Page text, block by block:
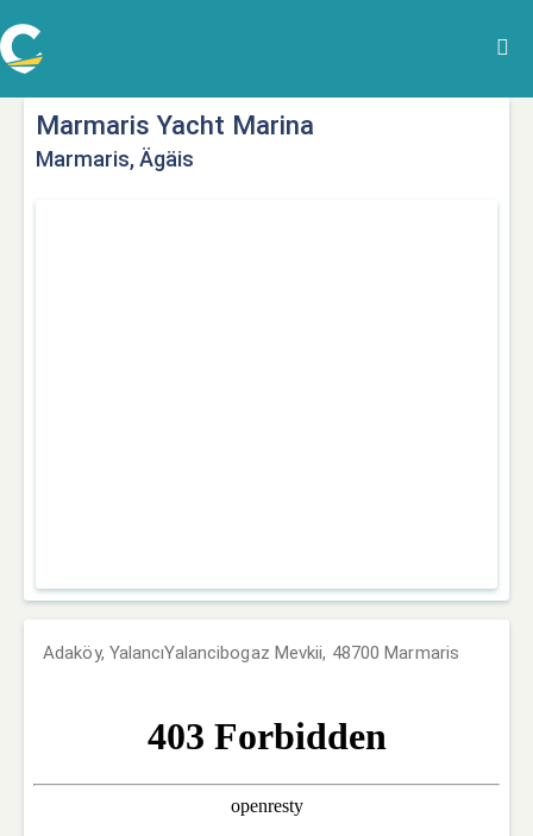
Marmaris Yacht Marina
Marmaris, Ägäis
Adaköy, YalancıYalancibogaz Mevkii, 48700 Marmaris